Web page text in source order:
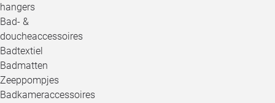
hangers
Bad- &
doucheaccessoires
Badtextiel
Badmatten
Zeeppompjes
Badkameraccessoires